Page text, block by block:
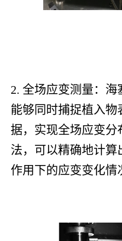
2. 全场应变测量：
能够同时捕捉植入物
据，实现全场应变分
法，可以精确地计算
作用下的应变变化情